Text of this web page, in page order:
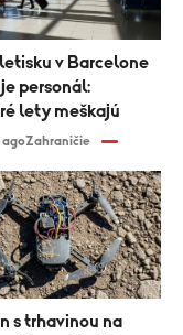
personál:
lety meškajú
agoZahraničie